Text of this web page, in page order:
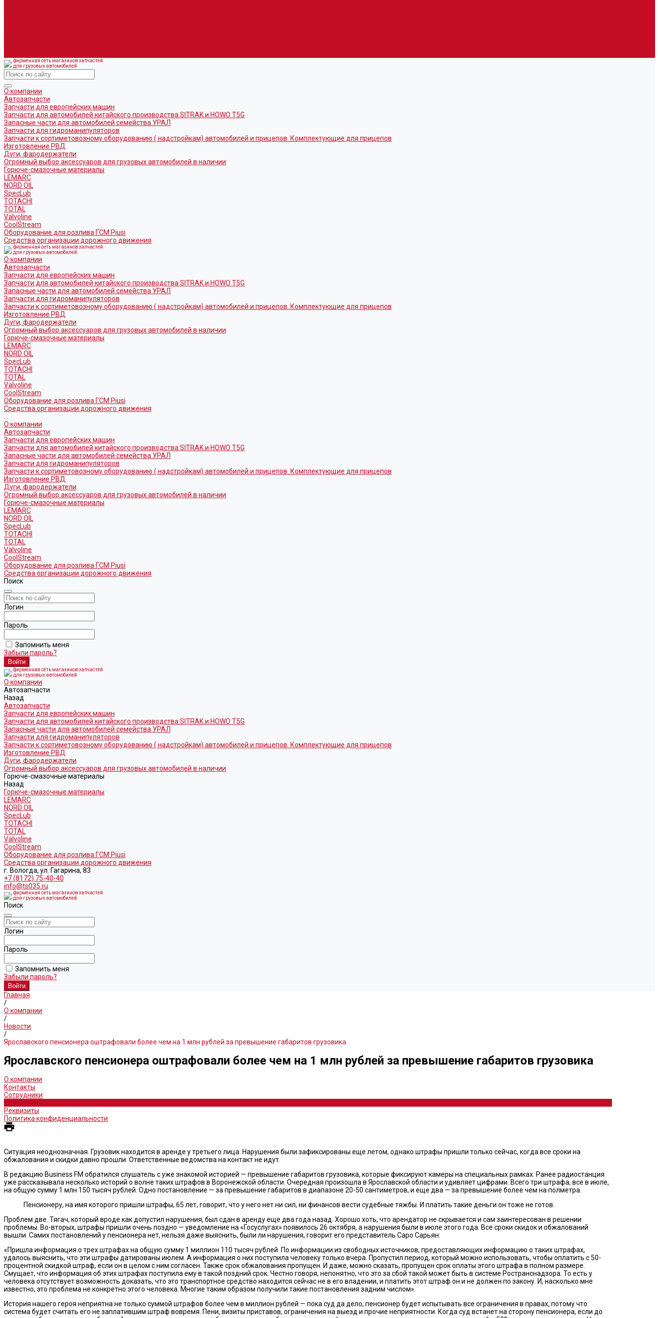
фирменная сеть магазинов запчастей
для грузовых автомобилей
О компании
Автозапчасти
Запчасти для европейских машин
Запчасти для автомобилей китайского производства SITRAK и HOWO T5G
Запасные части для автомобилей семейства УРАЛ
Запчасти для гидроманипуляторов
Запчасти к сортиметовозному оборудованию ( надстройкам) автомобилей и прицепов. Комплектующие для прицепов
Изготовление РВД
Дуги, фародержатели
Огромный выбор аксессуаров для грузовых автомобилей в наличии
Горюче-смазочные материалы
LEMARC
NORD OIL
SpecLub
TOTACHI
TOTAL
Valvoline
CoolStream
Оборудование для розлива ГСМ Piusi
Средства организации дорожного движения
фирменная сеть магазинов запчастей
для грузовых автомобилей
О компании
Автозапчасти
Запчасти для европейских машин
Запчасти для автомобилей китайского производства SITRAK и HOWO T5G
Запасные части для автомобилей семейства УРАЛ
Запчасти для гидроманипуляторов
Запчасти к сортиметовозному оборудованию ( надстройкам) автомобилей и прицепов. Комплектующие для прицепов
Изготовление РВД
Дуги, фародержатели
Огромный выбор аксессуаров для грузовых автомобилей в наличии
Горюче-смазочные материалы
LEMARC
NORD OIL
SpecLub
TOTACHI
TOTAL
Valvoline
CoolStream
Оборудование для розлива ГСМ Piusi
Средства организации дорожного движения
О компании
Автозапчасти
Запчасти для европейских машин
Запчасти для автомобилей китайского производства SITRAK и HOWO T5G
Запасные части для автомобилей семейства УРАЛ
Запчасти для гидроманипуляторов
Запчасти к сортиметовозному оборудованию ( надстройкам) автомобилей и прицепов. Комплектующие для прицепов
Изготовление РВД
Дуги, фародержатели
Огромный выбор аксессуаров для грузовых автомобилей в наличии
Горюче-смазочные материалы
LEMARC
NORD OIL
SpecLub
TOTACHI
TOTAL
Valvoline
CoolStream
Оборудование для розлива ГСМ Piusi
Средства организации дорожного движения
Поиск
Логин
Пароль
Запомнить меня
Забыли пароль?
фирменная сеть магазинов запчастей
для грузовых автомобилей
О компании
Автозапчасти
Назад
Автозапчасти
Запчасти для европейских машин
Запчасти для автомобилей китайского производства SITRAK и HOWO T5G
Запасные части для автомобилей семейства УРАЛ
Запчасти для гидроманипуляторов
Запчасти к сортиметовозному оборудованию ( надстройкам) автомобилей и прицепов. Комплектующие для прицепов
Изготовление РВД
Дуги, фародержатели
Огромный выбор аксессуаров для грузовых автомобилей в наличии
Горюче-смазочные материалы
Назад
Горюче-смазочные материалы
LEMARC
NORD OIL
SpecLub
TOTACHI
TOTAL
Valvoline
CoolStream
Оборудование для розлива ГСМ Piusi
Средства организации дорожного движения
г. Вологда, ул. Гагарина, 83
+7 (8172) 75-40-40
info@ts035.ru
фирменная сеть магазинов запчастей
для грузовых автомобилей
Поиск
Логин
Пароль
Запомнить меня
Забыли пароль?
Главная
/
О компании
/
Новости
/
Ярославского пенсионера оштрафовали более чем на 1 млн рублей за превышение габаритов грузовика
Ярославского пенсионера оштрафовали более чем на 1 млн рублей за превышение габаритов грузовика
О компании
Контакты
Сотрудники
Реквизиты
Политика конфиденциальности
Ситуация неоднозначная. Грузовик находится в аренде у третьего лица. Нарушения были зафиксированы еще летом, однако штрафы пришли только сейчас, когда все сроки на
обжалования и скидки давно прошли. Ответственные ведомства на контакт не идут.
В редакцию Business FM обратился слушатель с уже знакомой историей — превышение габаритов грузовика, которые фиксируют камеры на специальных рамках. Ранее радиостанция
уже рассказывала несколько историй о волне таких штрафов в Воронежской области. Очередная произошла в Ярославской области и удивляет цифрами. Всего три штрафа, все в июле,
на общую сумму 1 млн 150 тысяч рублей. Одно постановление — за превышение габаритов в диапазоне 20-50 сантиметров, и еще два — за превышение более чем на полметра.
Пенсионеру, на имя которого пришли штрафы, 65 лет, говорит, что у него нет ни сил, ни финансов вести судебные тяжбы. И платить такие деньги он тоже не готов.
Проблем две. Тягач, который вроде как допустил нарушения, был сдан в аренду еще два года назад. Хорошо хоть, что арендатор не скрывается и сам заинтересован в решении
проблемы. Во-вторых, штрафы пришли очень поздно — уведомление на «Госуслугах» появилось 26 октября, а нарушения были в июле этого года. Все сроки скидок и обжалований
вышли. Самих постановлений у пенсионера нет, нельзя даже выяснить, были ли нарушения, говорит его представитель Саро Сарьян:
«Пришла информация о трех штрафах на общую сумму 1 миллион 110 тысяч рублей. По информации из свободных источников, предоставляющих информацию о таких штрафах,
удалось выяснить, что эти штрафы датированы июлем. А информация о них поступила человеку только вчера. Пропустил период, который можно использовать, чтобы оплатить с 50-
процентной скидкой штраф, если он в целом с ним согласен. Также срок обжалования пропущен. И даже, можно сказать, пропущен срок оплаты этого штрафа в полном размере.
Смущает, что информация об этих штрафах поступила ему в такой поздний срок. Честно говоря, непонятно, что это за сбой такой может быть в системе Ространснадзора. То есть у
человека отсутствует возможность доказать, что это транспортное средство находится сейчас не в его владении, и платить этот штраф он и не должен по закону. И, насколько мне
известно, это проблема не конкретно этого человека. Многие таким образом получили такие постановления задним числом».
История нашего героя неприятна не только суммой штрафов более чем в миллион рублей — пока суд да дело, пенсионер будет испытывать все ограничения в правах, потому что
система будет считать его не заплатившим штраф вовремя. Пени, визиты приставов, ограничения на выезд и прочие неприятности. Когда суд встанет на сторону пенсионера, если до